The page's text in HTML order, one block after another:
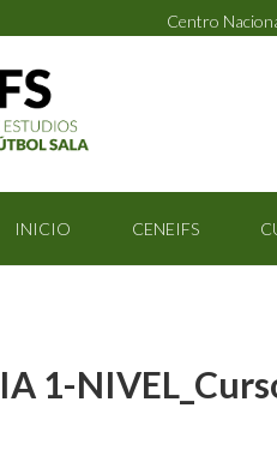
Centro
INICIO CENEIFS
1-